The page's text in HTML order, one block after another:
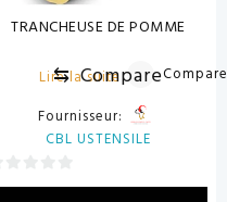
TRANCHEUSE DE POMME
Lire la suite
⇆ Compare
Fournisseur:
CBL USTENSILE